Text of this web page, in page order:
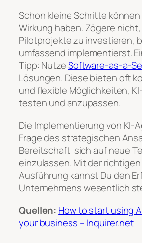
Schon kleine Schritte
Wirkung haben. Zögere
Pilotprojekte zu investieren,
umfassend implementierst.
Tipp: NutzeSoftware-as-a-
Lösungen. Diese bieten oft
und flexible Möglichkeiten,
testen und anzupassen.
Die Implementierung von KI-
Frage des strategischen
Bereitschaft, sich auf neue
einzulassen. Mit der
Ausführung kannst Du den
Unternehmens wesentlich
Quellen: How to start using
your business – Inquirer.net